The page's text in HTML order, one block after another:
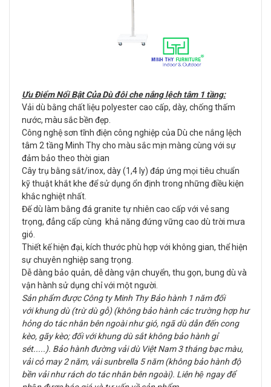
Ưu Điểm Nổi Bật Của Dù đôi che nắng lệch tâm 1 tầng:
Vải dù bằng chất liệu polyester cao cấp, dày, chống thấm
nước, màu sắc bền đẹp.
Công nghệ sơn tĩnh điện công nghiệp của Dù che nắng lệch
tâm 2 tầng Minh Thy cho màu sắc mịn màng cùng với sự
đảm bảo theo thời gian
Cây trụ bằng sắt/inox, dày (1,4 ly) đáp ứng mọi tiêu chuẩn
kỹ thuật khắt khe để sử dụng ổn định trong những điều kiện
khắc nghiệt nhất.
Đế dù làm bằng đá granite tự nhiên cao cấp với vẻ sang
trọng, đẳng cấp cùng khả năng đứng vững cao dù trời mưa
gió.
Thiết kế hiện đại, kích thước phù hợp với không gian, thể hiện
sự chuyên nghiệp sang trọng.
Dễ dàng bảo quản, dễ dàng vận chuyển, thu gọn, bung dù và
vận hành sử dụng chỉ với một người.
Sản phẩm được Công ty Minh Thy Bảo hành 1 năm đối
với khung dù (trừ dù gỗ) (không bảo hành các trường hợp hư
hỏng do tác nhân bên ngoài như gió, ngã dù dẫn đến cong
kèo, gãy kèo; đối với khung dù sắt không bảo hành gỉ
sét.....). Bảo hành đường vải dù Việt Nam 3 tháng bạc màu,
vải cỏ may 2 năm, vải sunbrella 5 năm (không bảo hành độ
bền vải như rách do tác nhân bên ngoài). Liên hệ ngay để